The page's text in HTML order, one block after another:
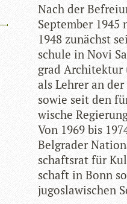
Nach der
Sep­tem­ber 1945
1948 zunächst
schule in Novi
grad Archi­tek­tur
als Leh­rer an
sowie seit den
wi­sche
Von 1969 bis
Bel­gra­der
schafts­rat für
schaft in Bonn
jugo­sla­wi­schen